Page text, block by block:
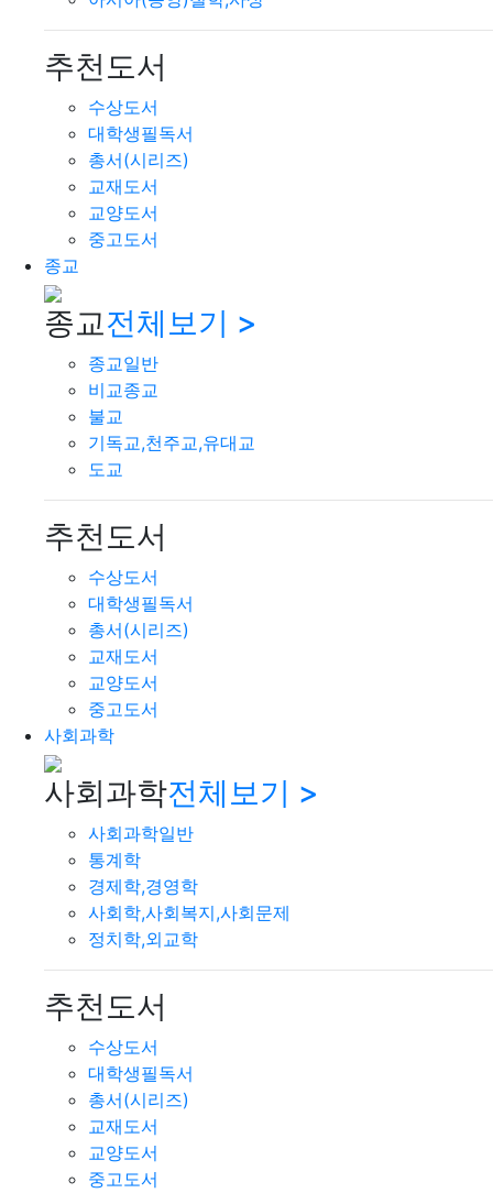
추천도서
수상도서
대학생필독서
총서(시리즈)
교재도서
교양도서
중고도서
종교
종교전체보기 >
종교일반
비교종교
불교
기독교,천주교,유대교
도교
추천도서
수상도서
대학생필독서
총서(시리즈)
교재도서
교양도서
중고도서
사회과학
사회과학전체보기 >
사회과학일반
통계학
경제학,경영학
사회학,사회복지,사회문제
정치학,외교학
추천도서
수상도서
대학생필독서
총서(시리즈)
교재도서
교양도서
중고도서